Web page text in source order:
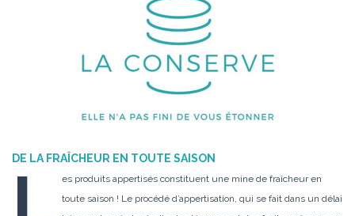
DE LA FRAÎ CHEUR EN TOUTE SAISON
es produits appertisés constituent une mine de fraîcheur en
toute saison ! Le procédé d’appertisation, qui se fait dans un délai